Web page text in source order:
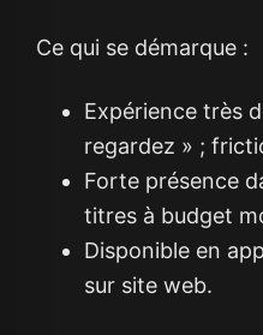
Ce qui se démarque :
Expérience très
regardez » ;
Forte présence
titres à budget
Disponible en
sur site web.